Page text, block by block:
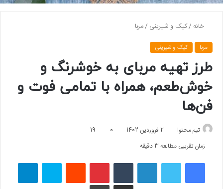
خانه /کیک و شیرینی /مربا
مربا کیک و شیرینی
طرز تهیه مربای به خوشرنگ و
خوش‌طعم، همراه با تمامی فوت و
فن‌ها
تیم محتوا 2 فروردین 1402 0
19
زمان تقریبی مطالعه 3 دقیقه
فیسبوک توییتر لینکداین تامبلر پینتریستReddit اسکایپ تلگرام
اشتراک گذاری با ایمیل
چاپ